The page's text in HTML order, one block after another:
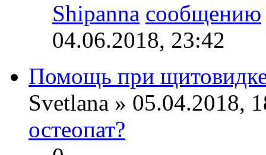
Shipanna
04.06.2018, 23:42
Помощь при
Svetlana » 05.04.2018,
остеопат?